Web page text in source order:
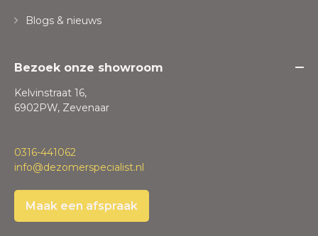
Blogs & nieuws
Bezoek onze showroom
Kelvinstraat 16,
6902PW, Zevenaar
0316-441062
info@dezomerspecialist.nl
Maak een afspraak